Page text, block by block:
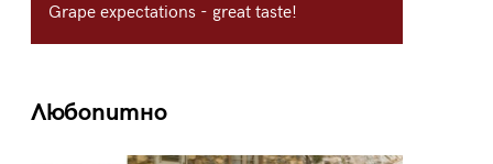
Grape expectations - great taste!
Любопитно